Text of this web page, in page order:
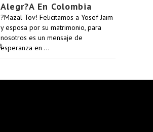
Alegr?a En Colombia
?Mazal Tov! Felicitamos a Yosef Jaim
y esposa por su matrimonio, para
nosotros es un mensaje de
esperanza en …